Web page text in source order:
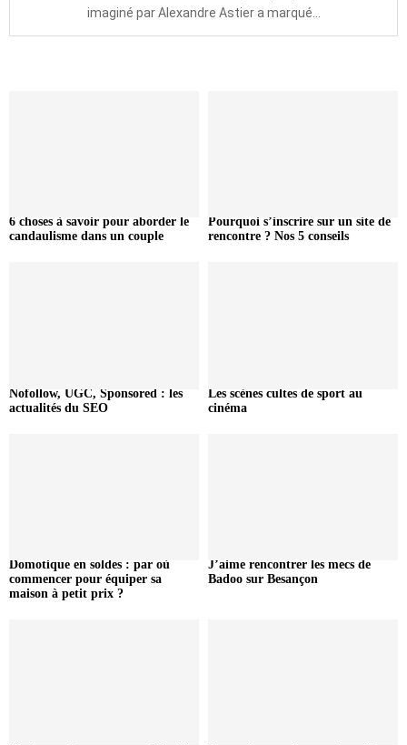
imaginé par Alexandre Astier a marqué...
6 choses à savoir pour aborder le
candaulisme dans un couple
Pourquoi s’inscrire sur un site de
rencontre ? Nos 5 conseils
Nofollow, UGC, Sponsored : les
actualités du SEO
Les scènes cultes de sport au
cinéma
Domotique en soldes : par où
commencer pour équiper sa
maison à petit prix ?
J’aime rencontrer les mecs de
Badoo sur Besançon